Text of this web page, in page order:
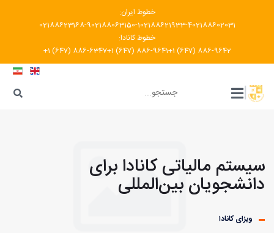
خطوط ایران:
02188623168-902188063150-102188621933-402188602031
خطوط کانادا:
+1 (647) 886-6347+1 (647) 886-9641+1 (647) 886-9642
|
سیستم مالیاتی کانادا برای
دانشجویان بین‌المللی
ویزای کانادا